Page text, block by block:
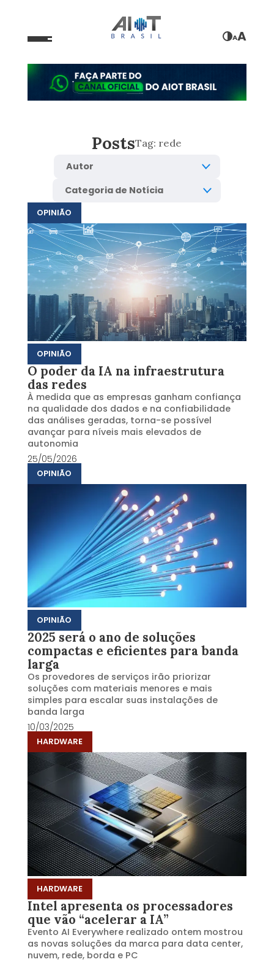
AA
PostsTag: rede
OPINIÃO
OPINIÃO
O poder da IA na infraestrutura
das redes
À medida que as empresas ganham confiança
na qualidade dos dados e na confiabilidade
das análises geradas, torna-se possível
avançar para níveis mais elevados de
autonomia
25/05/2026
OPINIÃO
OPINIÃO
2025 será o ano de soluções
compactas e eficientes para banda
larga
Os provedores de serviços irão priorizar
soluções com materiais menores e mais
simples para escalar suas instalações de
banda larga
10/03/2025
HARDWARE
HARDWARE
Intel apresenta os processadores
que vão “acelerar a IA”
Evento AI Everywhere realizado ontem mostrou
as novas soluções da marca para data center,
nuvem, rede, borda e PC